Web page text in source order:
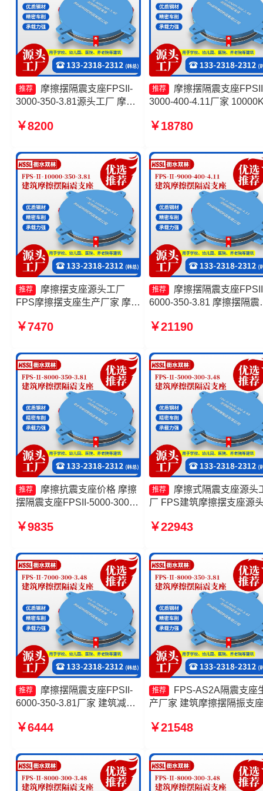
推荐
摩擦摆隔震支座FPSII-
3000-350-3.81源头工厂 摩擦
3.81 摩擦摆球型减隔震支座源
FPS3A生产厂家
￥8200
推荐
摩擦摆隔震支座
3000-400-4.11厂家
座FPSII-3000-300-3.48源
￥18780
推荐
摩擦摆支座源头工厂
FPS摩擦摆支座生产厂家 摩擦
3.81源头工厂 FPS建筑摩擦摆
￥7470
推荐
摩擦摆隔震支座
6000-350-3.81 摩擦摆隔震
摩擦摆减隔震支座生产厂
￥21190
推荐
摩擦抗震支座价格 摩擦
摆隔震支座FPSII-5000-300-
FBD生产厂家 摩擦摆隔震支
￥9835
推荐
摩擦式隔震支座源头
厂 FPS建筑摩擦摆支座源
7000-300-3.48厂家 摩擦摆
源头工厂
￥22943
推荐
摩擦摆隔震支座FPSII-
6000-350-3.81厂家 建筑减隔
擦隔震支座厂家 摩擦摆隔震支
￥6444
推荐
FPS-AS2A隔震支座
产厂家 建筑摩擦摆隔振支
4000-400-4.11源头工厂 建
￥21548